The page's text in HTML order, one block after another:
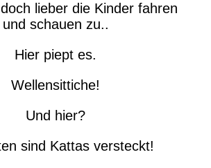
lieber die Kinder fahren
und schauen zu..
Hier piept es.
Wellensittiche!
Und hier?
sind Kattas versteckt!